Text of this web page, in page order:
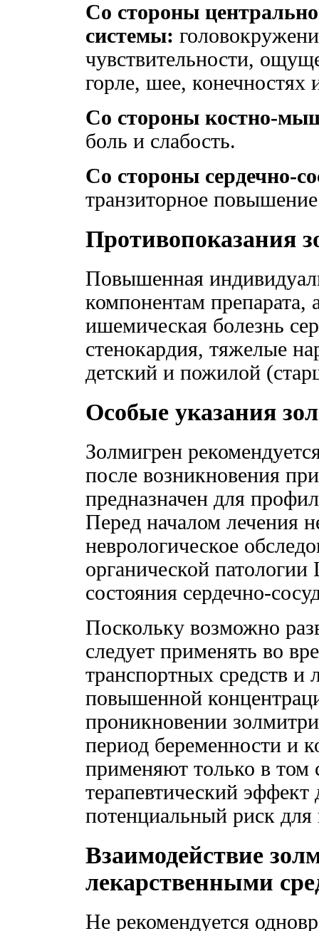
Со стороны
системы:
чувствительности,
горле, шее, конечностях
Со стороны костно-
боль и слабость.
Со стороны сердечно-
транзиторное
Противопоказания
Повышенная
компонентам препарата,
ишемическая болезнь
стенокардия, тяжелые
детский и пожилой
Особые указания
Золмигрен
после возникновения
предназначен для
Перед началом лечения
неврологическое
органической
состояния сердечно-
Поскольку возможно
следует применять во
транспортных средств и
повышенной
проникновении
период беременности и
применяют только в том
терапевтический
потенциальный риск для
Взаимодействие
лекарственными
Не рекомендуется